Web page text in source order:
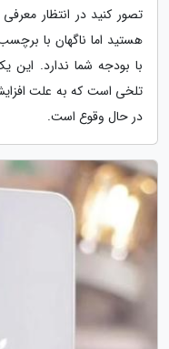
تصور کنید در انتظار
هستید اما ناگهان با
با بودجه شما ندارد.
تلخی است که به علت
در حال وقوع است.